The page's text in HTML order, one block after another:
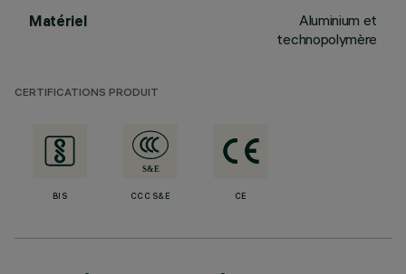
Matériel
Aluminium et
technopolymère
CERTIFICATIONS PRODUIT
BIS CCC S&E CE